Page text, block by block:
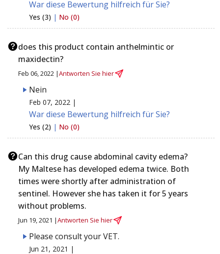
War diese Bewertung hilfreich für Sie?
Yes (3) | No (0)
does this product contain anthelmintic or
maxidectin?
Feb 06, 2022 |Antworten Sie hier
Nein
Feb 07, 2022 |
War diese Bewertung hilfreich für Sie?
Yes (2) | No (0)
Can this drug cause abdominal cavity edema?
My Maltese has developed edema twice. Both
times were shortly after administration of
sentinel. However she has taken it for 5 years
without problems.
Jun 19, 2021 |Antworten Sie hier
Please consult your VET.
Jun 21, 2021 |